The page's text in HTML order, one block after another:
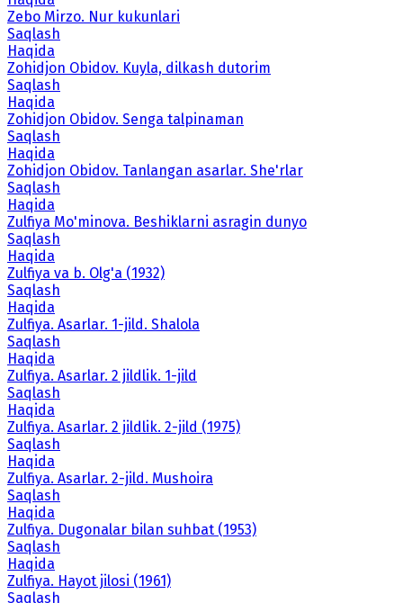
Zebo Mirzo. Nur kukunlari
Saqlash
Haqida
Zohidjon Obidov. Kuyla, dilkash dutorim
Saqlash
Haqida
Zohidjon Obidov. Senga talpinaman
Saqlash
Haqida
Zohidjon Obidov. Tanlangan asarlar. She'rlar
Saqlash
Haqida
Zulfiya Mo'minova. Beshiklarni asragin dunyo
Saqlash
Haqida
Zulfiya va b. Olg'a (1932)
Saqlash
Haqida
Zulfiya. Asarlar. 1-jild. Shalola
Saqlash
Haqida
Zulfiya. Asarlar. 2 jildlik. 1-jild
Saqlash
Haqida
Zulfiya. Asarlar. 2 jildlik. 2-jild (1975)
Saqlash
Haqida
Zulfiya. Asarlar. 2-jild. Mushoira
Saqlash
Haqida
Zulfiya. Dugonalar bilan suhbat (1953)
Saqlash
Haqida
Zulfiya. Hayot jilosi (1961)
Saqlash